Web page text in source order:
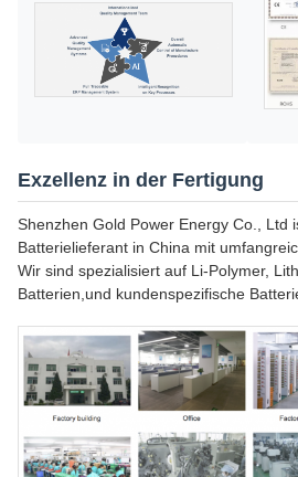
Exzellenz in der Fertigung
Shenzhen Gold Power Energy Co., Ltd
Batterielieferant in China mit
Wir sind spezialisiert auf Li-Polymer,
Batterien,und kundenspezifische